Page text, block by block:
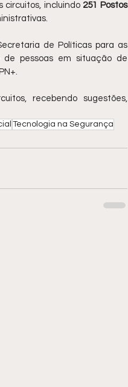
circuitos, incluindo 251 Postos
de Políticas para as
pessoas em situação de
recebendo sugestões,
Tecnologia na Segurança